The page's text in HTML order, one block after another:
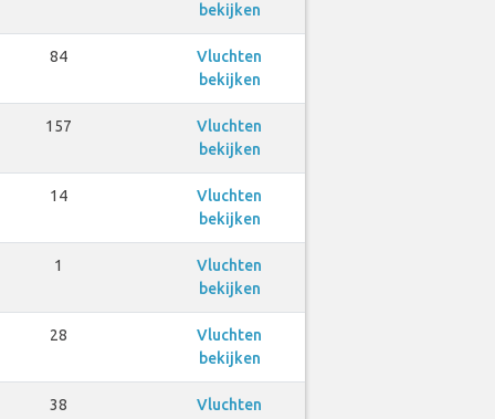
bekijken
84
Vluchten
bekijken
157
Vluchten
bekijken
14
Vluchten
bekijken
1
Vluchten
bekijken
28
Vluchten
bekijken
38
Vluchten